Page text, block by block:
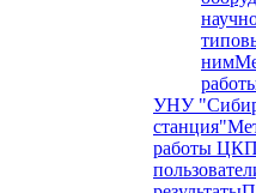
ним
УНУ
станция"
работы ЦКП